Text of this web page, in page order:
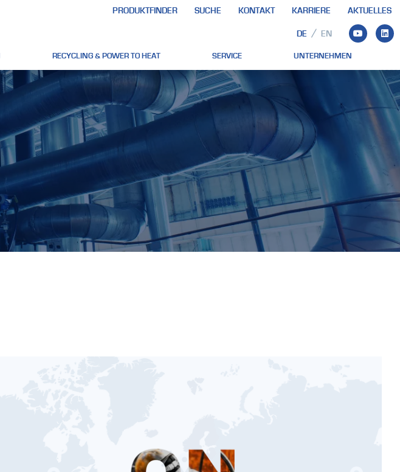
PRODUKTFINDER SUCHE KONTAKT KARRIERE AKTUELLES
RECYCLING & POWER TO HEAT SERVICE UNTERNEHMEN
DE EN